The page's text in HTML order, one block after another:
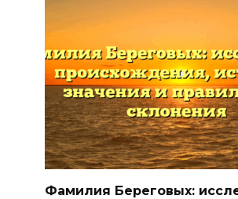
Фамилия Береговых: